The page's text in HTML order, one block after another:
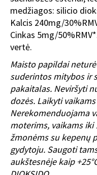
medžiagos: silicio
Kalcis 240mg/
Cinkas 5mg/
vertė.
Maisto papildai
suderintos mitybos ir
pakaitalas. Neviršyti
dozės. Laikyti
Nerekomenduojama
moterims, vaikams iki
žmonėms su kepenų
gydytoju. Saugoti
aukštesnėje kaip